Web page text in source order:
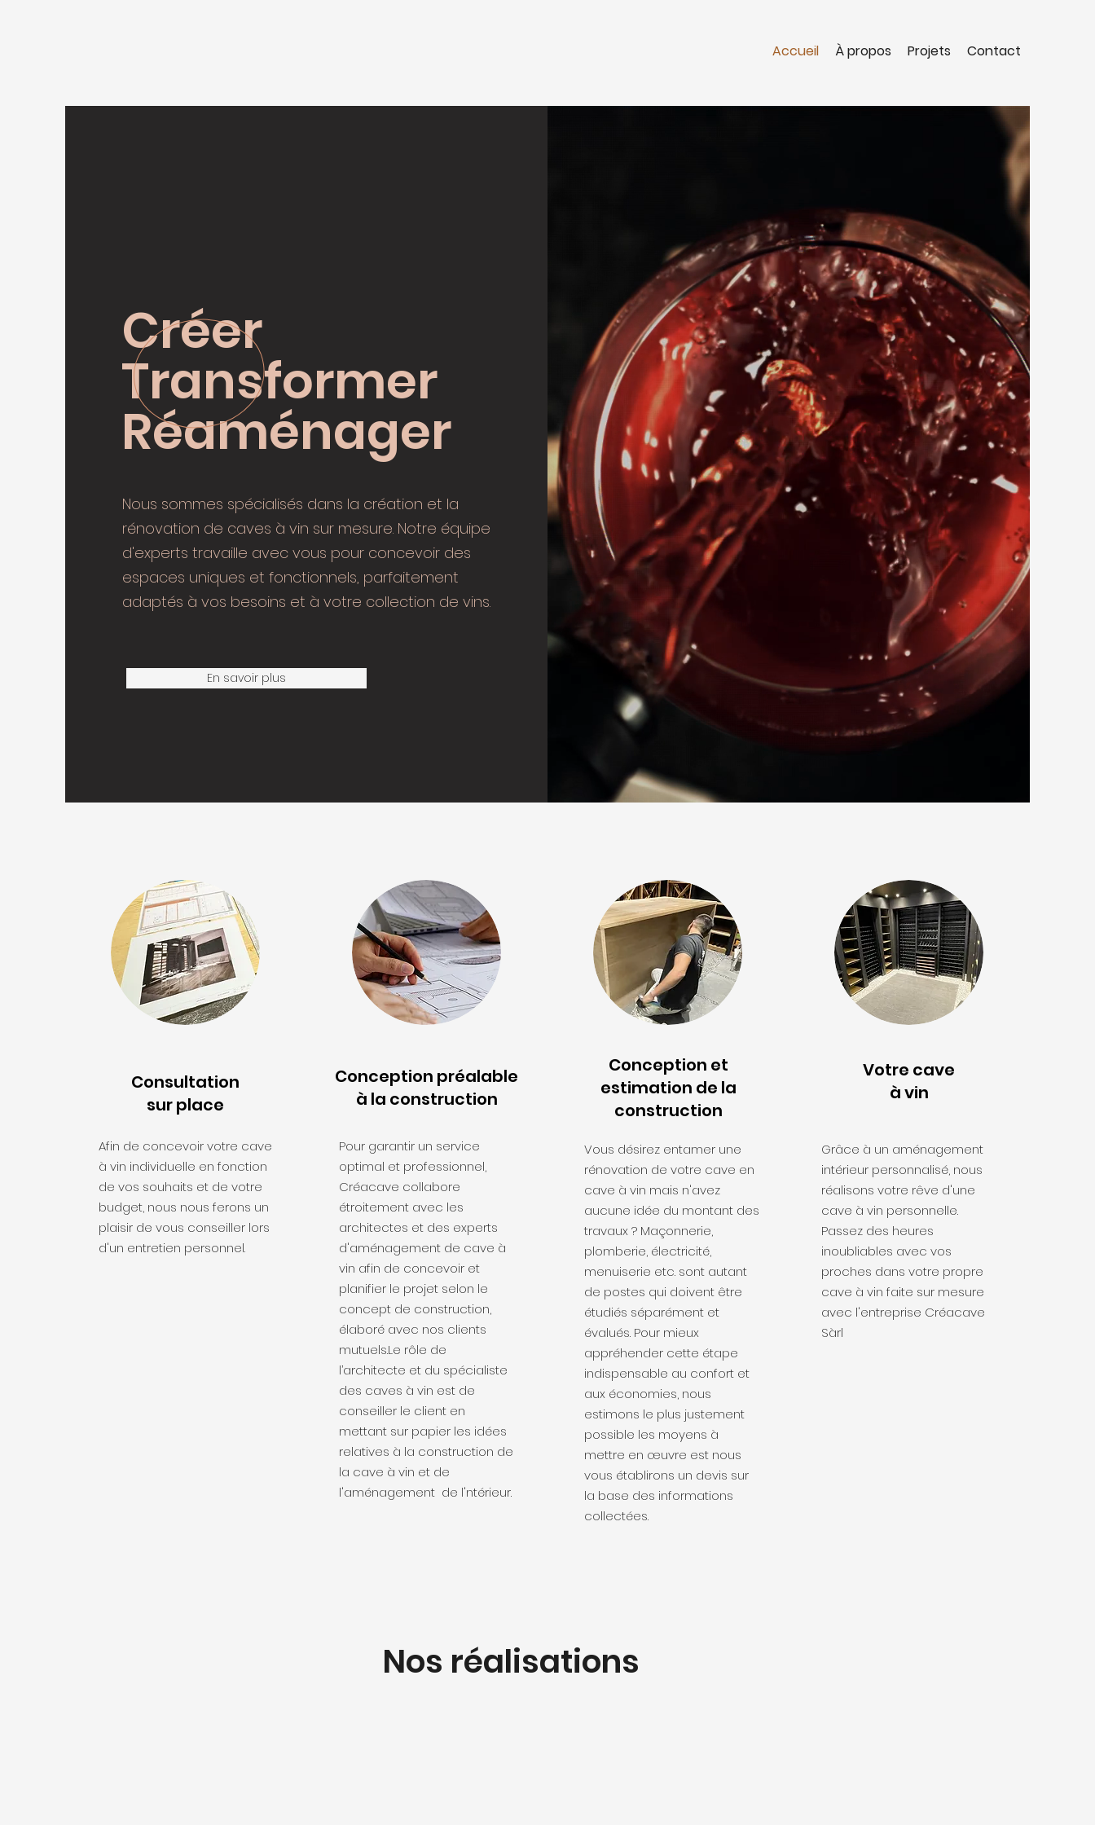
Accueil À propos Projets Contact
Créer
Transformer
Réaménager
Nous sommes spécialisés dans la création et la
rénovation de caves à vin sur mesure. Notre équipe
d'experts travaille avec vous pour concevoir des
espaces uniques et fonctionnels, parfaitement
adaptés à vos besoins et à votre collection de vins.
En savoir plus
Consultation
sur place
Afin de concevoir votre cave
à vin individuelle en fonction
de vos souhaits et de votre
budget, nous nous ferons un
plaisir de vous conseiller lors
d'un entretien personnel.
Conception préalable
à la construction
Pour garantir un service
optimal et professionnel,
Créacave collabore
étroitement avec les
architectes et des experts
d'aménagement de cave à
vin afin de concevoir et
planifier le projet selon le
concept de construction,
élaboré avec nos clients
mutuels.Le rôle de
l’architecte et du spécialiste
des caves à vin est de
conseiller le client en
mettant sur papier les idées
relatives à la construction de
la cave à vin et de
l'aménagement de l'ntérieur.
Conception et
estimation de la
construction
Vous désirez entamer une
rénovation de votre cave en
cave à vin mais n'avez
aucune idée du montant des
travaux ? Maçonnerie,
plomberie, électricité,
menuiserie etc. sont autant
de postes qui doivent être
étudiés séparément et
évalués. Pour mieux
appréhender cette étape
indispensable au confort et
aux économies, nous
estimons le plus justement
possible les moyens à
mettre en œuvre est nous
vous établirons un devis sur
la base des informations
collectées.
Votre cave
à vin
Grâce à un aménagement
intérieur personnalisé, nous
réalisons votre rêve d'une
cave à vin personnelle.
Passez des heures
inoubliables avec vos
proches dans votre propre
cave à vin faite sur mesure
avec l'entreprise Créacave
Sàrl
Nos réalisations